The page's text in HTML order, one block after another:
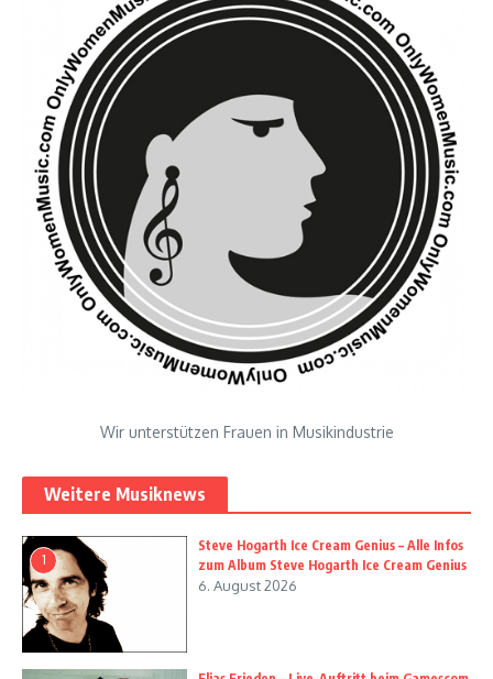
Wir unterstützen Frauen in Musikindustrie
Weitere Musiknews
1
Steve Hogarth Ice Cream Genius – Alle Infos
zum Album Steve Hogarth Ice Cream Genius
6. August 2026